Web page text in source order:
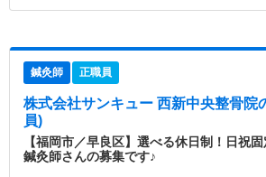
鍼灸師 正職員
株式会社サンキュー 西新中央整骨院
員)
【福岡市／早良区】選べる休日制！日祝
鍼灸師さんの募集です♪